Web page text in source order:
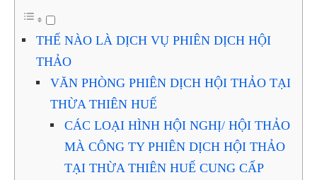
THẾ NÀO LÀ DỊCH VỤ PHIÊN DỊCH HỘI
THẢO
VĂN PHÒNG PHIÊN DỊCH HỘI THẢO TẠI
THỪA THIÊN HUẾ
CÁC LOẠI HÌNH HỘI NGHỊ/ HỘI THẢO
MÀ CÔNG TY PHIÊN DỊCH HỘI THẢO
TẠI THỪA THIÊN HUẾ CUNG CẤP